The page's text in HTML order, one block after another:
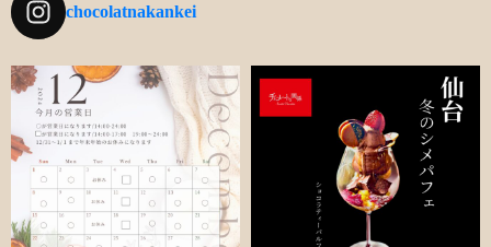
chocolatnakankei